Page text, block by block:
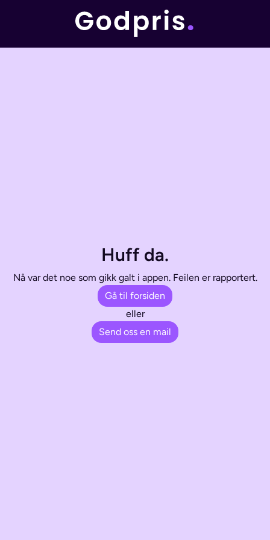
Huff da.
Nå var det noe som gikk galt i appen. Feilen er rapportert.
Gå til forsiden
eller
Send oss en mail